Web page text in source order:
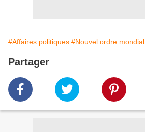
#Affaires politiques #Nouvel ordre mondial
Partager